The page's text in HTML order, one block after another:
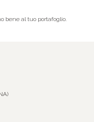
bene al tuo portafoglio.